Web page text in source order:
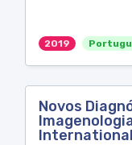
2019
Novos
International